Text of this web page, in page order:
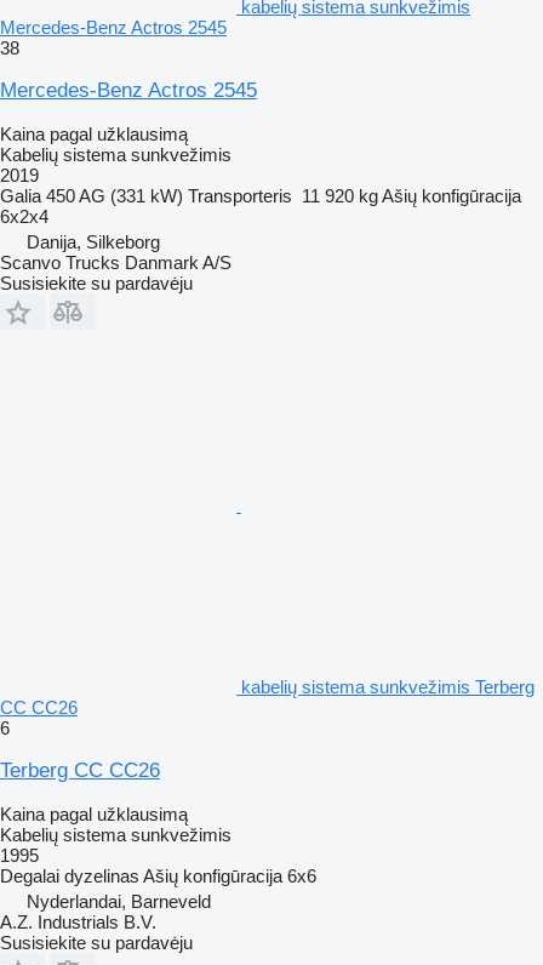
kabelių sistema sunkvežimis
Mercedes-Benz Actros 2545
38
Mercedes-Benz Actros 2545
Kaina pagal užklausimą
Kabelių sistema sunkvežimis
2019
Galia 450 AG (331 kW) Transporteris 11 920 kgAšių konfigūracija
6x2x4
Danija, Silkeborg
Scanvo Trucks Danmark A/S
Susisiekite su pardavėju
kabelių sistema sunkvežimis Terberg
CC CC26
6
Terberg CC CC26
Kaina pagal užklausimą
Kabelių sistema sunkvežimis
1995
Degalai dyzelinas Ašių konfigūracija 6x6
Nyderlandai, Barneveld
A.Z. Industrials B.V.
Susisiekite su pardavėju